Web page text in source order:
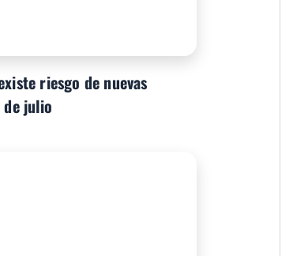
riesgo de nuevas
de julio